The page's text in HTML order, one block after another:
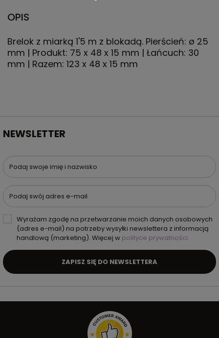
OPIS
Brelok z miarką 1'5 m z blokadą. Pierścień: ø 25
mm | Produkt: 75 x 48 x 15 mm | Łańcuch: 30
mm | Razem: 123 x 48 x 15 mm
NEWSLETTER
Podaj swoje imię i nazwisko
Podaj swój adres e-mail
Wyrażam zgodę na przetwarzanie moich danych osobowych
(adres e-mail) na potrzeby wysyłki newslettera z informacją
handlową (marketing). Więcej w polityce prywatności.
ZAPISZ SIĘ DO NEWSLETTERA